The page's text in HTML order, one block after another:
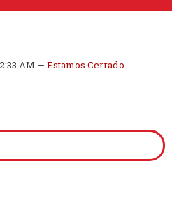
AM — Estamos Cerrado